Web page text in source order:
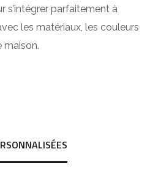
s’intégrer parfaitement à
les matériaux, les couleurs
maison.